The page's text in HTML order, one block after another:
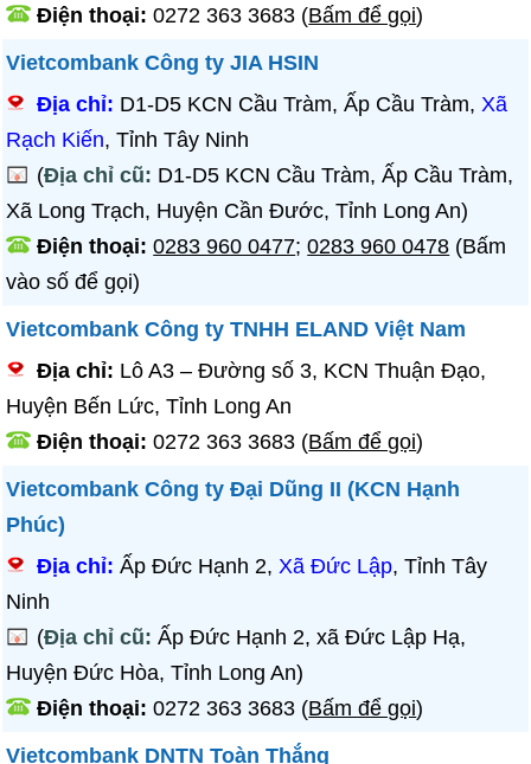
Điện thoại:0272 363 3683 (Bấm để gọi)
Vietcombank Công ty JIA HSIN
Địa chỉ: D1-D5 KCN Cầu Tràm, Ấp Cầu Tràm,Xã
Rạch Kiến, Tỉnh Tây Ninh
(Địa chỉ cũ: D1-D5 KCN Cầu Tràm, Ấp Cầu Tràm,
Xã Long Trạch, Huyện Cần Đước, Tỉnh Long An)
Điện thoại:0283 960 0477;0283 960 0478 (Bấm
vào số để gọi)
Vietcombank Công ty TNHH ELAND Việt Nam
Địa chỉ: Lô A3 – Đường số 3, KCN Thuận Đạo,
Huyện Bến Lức, Tỉnh Long An
Điện thoại:0272 363 3683 (Bấm để gọi)
Vietcombank Công ty Đại Dũng II (KCN Hạnh
Phúc)
Địa chỉ:Ấp Đức Hạnh 2,Xã Đức Lập, Tỉnh Tây
Ninh
(Địa chỉ cũ:Ấp Đức Hạnh 2, xã Đức Lập Hạ,
Huyện Đức Hòa, Tỉnh Long An)
Điện thoại:0272 363 3683 (Bấm để gọi)
Vietcombank DNTN Toàn Thắng